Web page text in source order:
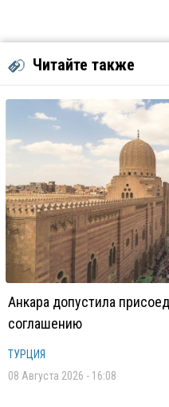
Читайте также
Анкара допустила
соглашению
ТУРЦИЯ
08 Августа 2026 - 16:08